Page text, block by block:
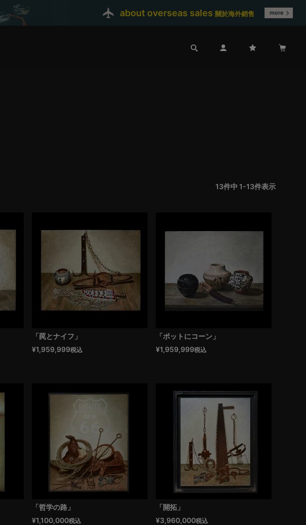
about overseas sales 關於海外銷售 more
13件中 1-13件表示
「罠とナイフ」
¥1,959,999税込
「ポットにコーン」
¥1,959,999税込
「哲学の路」
¥1,100,000税込
「開拓」
¥3,960,000税込